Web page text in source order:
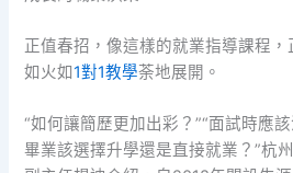
正值春招，像這樣的就業指導課程
如火如1對1教學荼地展開。
“如何讓簡歷更加出彩？”“面試時應
畢業該選擇升學還是直接就業？”杭